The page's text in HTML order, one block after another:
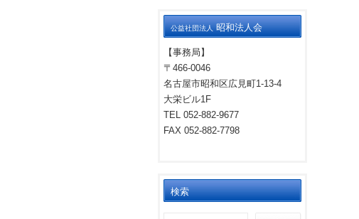
公益社団法人 昭和法人会
【事務局】
〒466-0046
名古屋市昭和区広見町1-13-4
大栄ビル1F
TEL 052-882-9677
FAX 052-882-7798
検索